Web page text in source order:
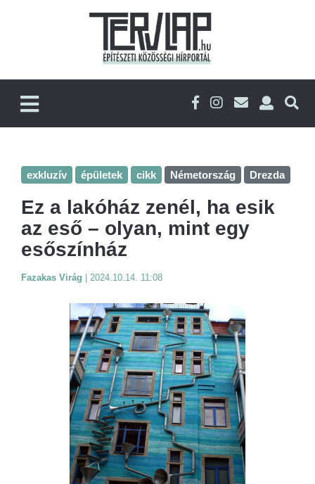
exkluzív épületek cikk Németország Drezda
Ez a lakóház zenél, ha esik
az eső – olyan, mint egy
esőszínház
Fazakas Virág 2024.10.14. 11:08